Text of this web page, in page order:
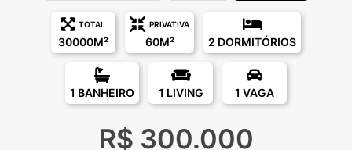
TOTAL
30000M²
PRIVATIVA
60M² 2 DORMITÓRIOS
1 BANHEIRO 1 LIVING 1 VAGA
R$ 300.000